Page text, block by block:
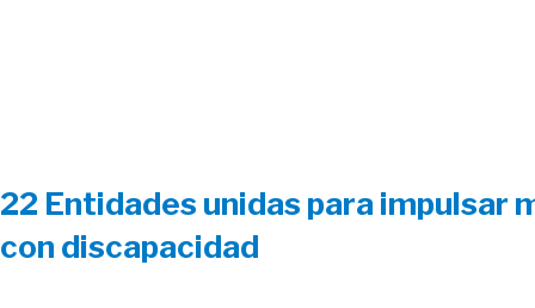
22 Entidades unidas para impulsar
con discapacidad